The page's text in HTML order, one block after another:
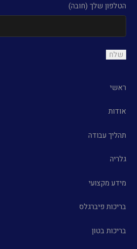
הטלפון שלך (חובה)
ראשי
אודות
תהליך עבודה
גלריה
מידע מקצועי
בריכות פיברגלס
בריכות בטון